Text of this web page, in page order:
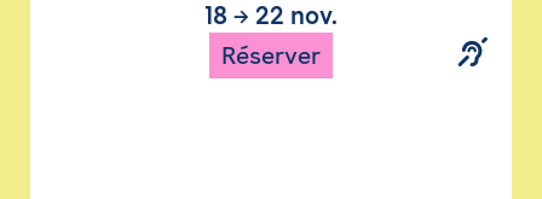
18 → 22 nov.
Réserver